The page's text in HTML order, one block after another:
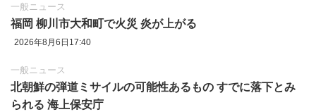
一般ニュース
福岡 柳川市大和町で火災 炎が上がる
2026年8月6日17:40
一般ニュース
北朝鮮の弾道ミサイルの可能性あるもの すでに落下とみ
られる 海上保安庁